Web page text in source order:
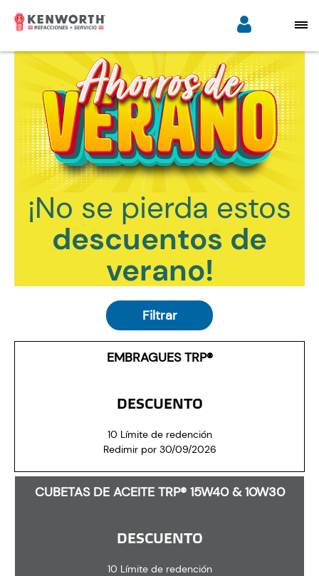
¡No se pierda estos
descuentos de
verano!
Filtrar
EMBRAGUES TRP®
10 Límite de redención
Redimir por 30/09/2026
DESCUENTO
CUBETAS DE ACEITE TRP® 15W40 & 10W30
10 Límite de redención
DESCUENTO